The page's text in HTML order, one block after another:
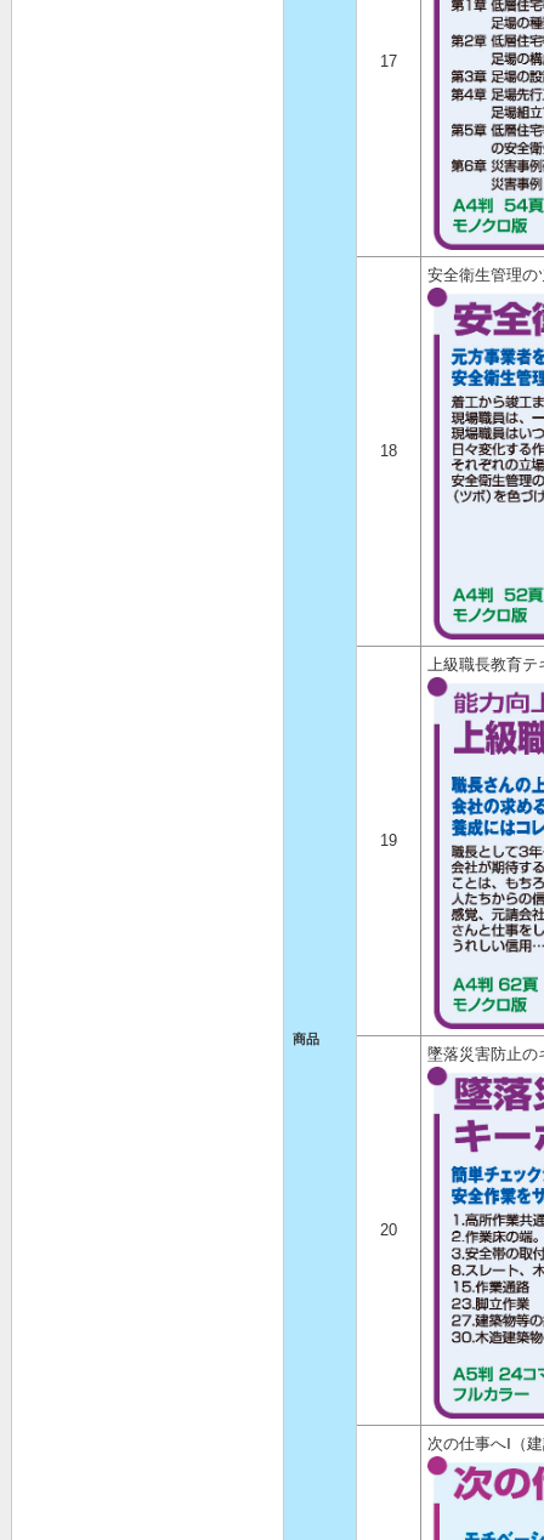
商品
17
18
安全衛生管理の
19
上級職長教育テ
20
墜落災害防止の
次の仕事へⅠ（